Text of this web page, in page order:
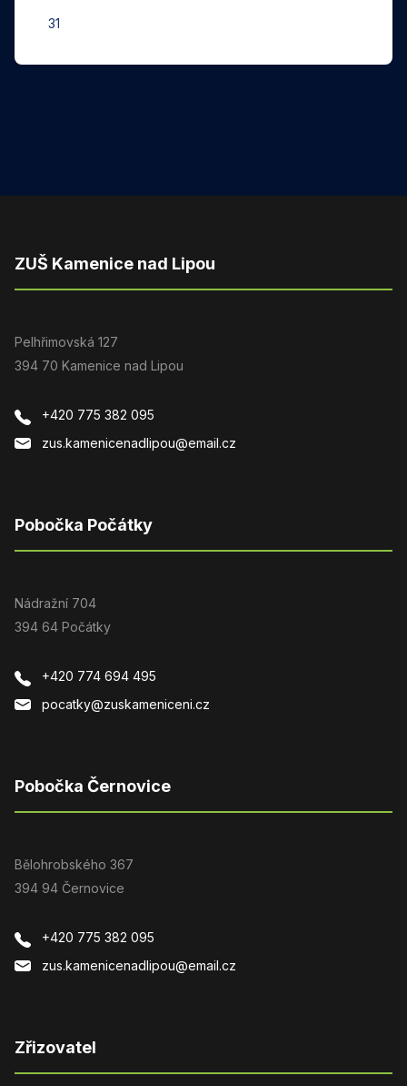
31
ZUŠ Kamenice nad Lipou
Pelhřimovská 127
394 70 Kamenice nad Lipou
+420 775 382 095
zus.kamenicenadlipou@email.cz
Pobočka Počátky
Nádražní 704
394 64 Počátky
+420 774 694 495
pocatky@zuskameniceni.cz
Pobočka Černovice
Bělohrobského 367
394 94 Černovice
+420 775 382 095
zus.kamenicenadlipou@email.cz
Zřizovatel